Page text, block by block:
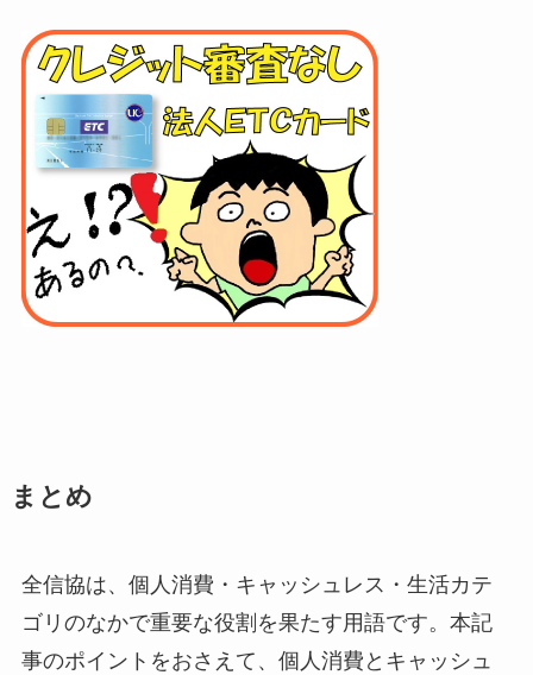
まとめ
全信協は、個人消費・キャッシュレス・生活カテ
ゴリのなかで重要な役割を果たす用語です。本記
事のポイントをおさえて、個人消費とキャッシュ